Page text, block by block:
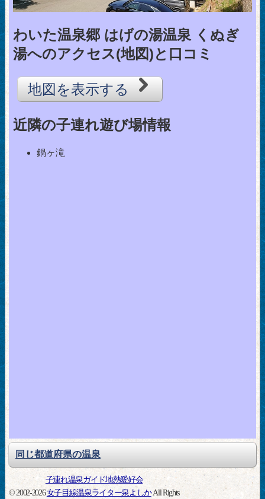
わいた温泉郷 はげの湯温泉 くぬぎ
湯へのアクセス(地図)と口コミ
地図を表示する
近隣の子連れ遊び場情報
鍋ヶ滝
同じ都道府県の温泉